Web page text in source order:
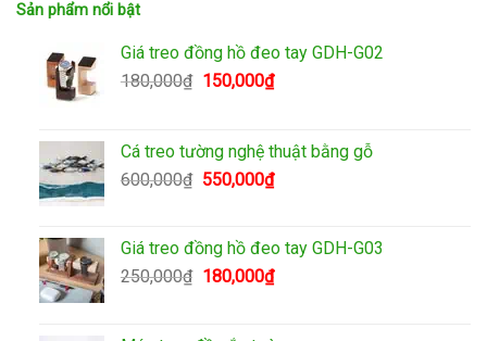
Sản phẩm nổi bật
Giá treo đồng hồ đeo tay GDH-G02
180,000₫ Giá
180,000₫.
150,000₫Giá
là:
150,000₫.
Cá treo tường nghệ thuật bằng gỗ
600,000₫ Giá
600,000₫.
550,000₫Giá
là:
550,000₫.
Giá treo đồng hồ đeo tay GDH-G03
250,000₫ Giá
180,000₫Giá